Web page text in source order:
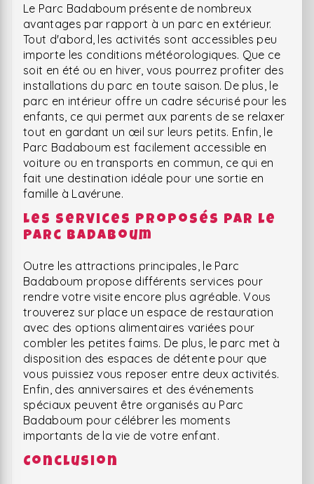
Le Parc Badaboum présente de nombreux
avantages par rapport à un parc en extérieur.
Tout d'abord, les activités sont accessibles peu
importe les conditions météorologiques. Que ce
soit en été ou en hiver, vous pourrez profiter des
installations du parc en toute saison. De plus, le
parc en intérieur offre un cadre sécurisé pour les
enfants, ce qui permet aux parents de se relaxer
tout en gardant un œil sur leurs petits. Enfin, le
Parc Badaboum est facilement accessible en
voiture ou en transports en commun, ce qui en
fait une destination idéale pour une sortie en
famille à Lavérune.
Les Services Proposés par le
Parc Badaboum
Outre les attractions principales, le Parc
Badaboum propose différents services pour
rendre votre visite encore plus agréable. Vous
trouverez sur place un espace de restauration
avec des options alimentaires variées pour
combler les petites faims. De plus, le parc met à
disposition des espaces de détente pour que
vous puissiez vous reposer entre deux activités.
Enfin, des anniversaires et des événements
spéciaux peuvent être organisés au Parc
Badaboum pour célébrer les moments
importants de la vie de votre enfant.
Conclusion